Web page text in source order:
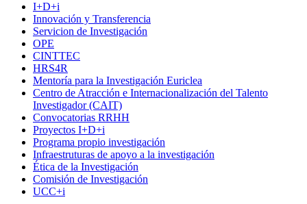
I+D+i
Innovación y Transferencia
Servicion de Investigación
OPE
CINTTEC
HRS4R
Mentoría para la Investigación Euriclea
Centro de Atracción e Internacionalización del Talento
Investigador (CAIT)
Convocatorias RRHH
Proyectos I+D+i
Programa propio investigación
Infraestruturas de apoyo a la investigación
Ética de la Investigación
Comisión de Investigación
UCC+i